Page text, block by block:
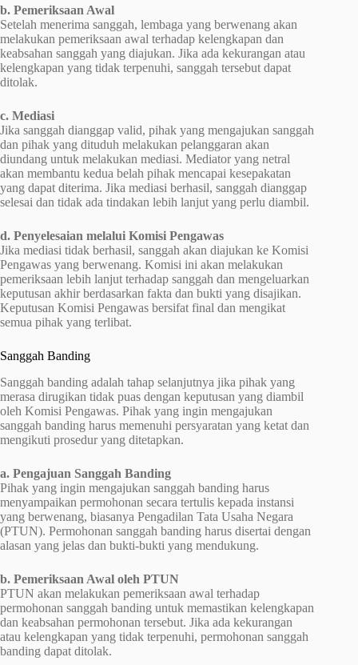
b. Pemeriksaan Awal
Setelah menerima sanggah, lembaga yang berwenang akan
melakukan pemeriksaan awal terhadap kelengkapan dan
keabsahan sanggah yang diajukan. Jika ada kekurangan atau
kelengkapan yang tidak terpenuhi, sanggah tersebut dapat
ditolak.
c. Mediasi
Jika sanggah dianggap valid, pihak yang mengajukan sanggah
dan pihak yang dituduh melakukan pelanggaran akan
diundang untuk melakukan mediasi. Mediator yang netral
akan membantu kedua belah pihak mencapai kesepakatan
yang dapat diterima. Jika mediasi berhasil, sanggah dianggap
selesai dan tidak ada tindakan lebih lanjut yang perlu diambil.
d. Penyelesaian melalui Komisi Pengawas
Jika mediasi tidak berhasil, sanggah akan diajukan ke Komisi
Pengawas yang berwenang. Komisi ini akan melakukan
pemeriksaan lebih lanjut terhadap sanggah dan mengeluarkan
keputusan akhir berdasarkan fakta dan bukti yang disajikan.
Keputusan Komisi Pengawas bersifat final dan mengikat
semua pihak yang terlibat.
Sanggah Banding
Sanggah banding adalah tahap selanjutnya jika pihak yang
merasa dirugikan tidak puas dengan keputusan yang diambil
oleh Komisi Pengawas. Pihak yang ingin mengajukan
sanggah banding harus memenuhi persyaratan yang ketat dan
mengikuti prosedur yang ditetapkan.
a. Pengajuan Sanggah Banding
Pihak yang ingin mengajukan sanggah banding harus
menyampaikan permohonan secara tertulis kepada instansi
yang berwenang, biasanya Pengadilan Tata Usaha Negara
(PTUN). Permohonan sanggah banding harus disertai dengan
alasan yang jelas dan bukti-bukti yang mendukung.
b. Pemeriksaan Awal oleh PTUN
PTUN akan melakukan pemeriksaan awal terhadap
permohonan sanggah banding untuk memastikan kelengkapan
dan keabsahan permohonan tersebut. Jika ada kekurangan
atau kelengkapan yang tidak terpenuhi, permohonan sanggah
banding dapat ditolak.